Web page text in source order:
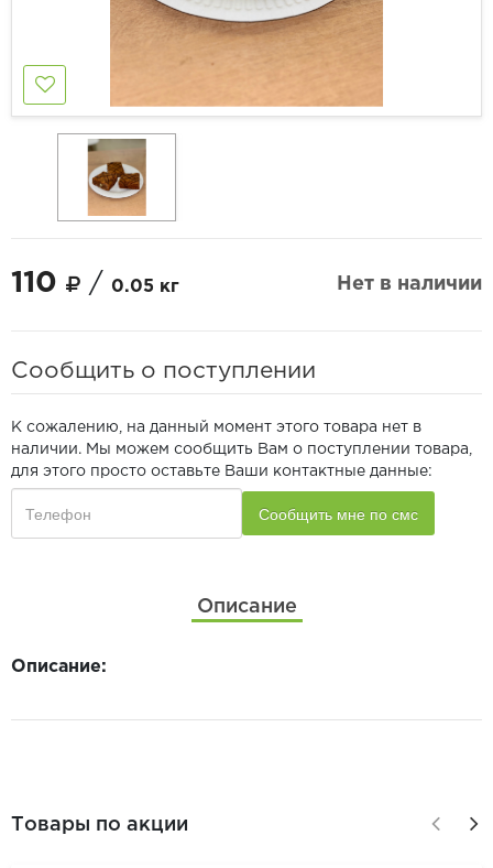
110 / 0.05 кг Нет в наличии
Сообщить о поступлении
К сожалению, на данный момент этого товара нет в
наличии. Мы можем сообщить Вам о поступлении товара,
для этого просто оставьте Ваши контактные данные:
Описание
Описание:
Товары по акции